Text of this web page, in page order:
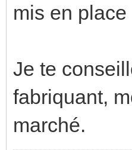
mis en
Je te
fabriquant,
marché.